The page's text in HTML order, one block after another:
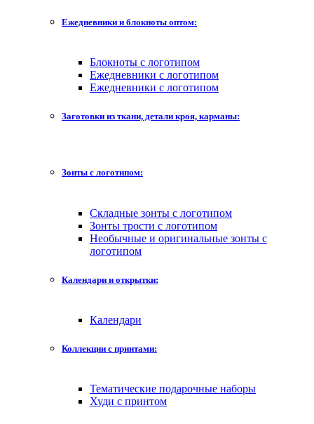
Ежедневники и блокноты оптом:
Блокноты с логотипом
Ежедневники с логотипом
Ежедневники с логотипом
Заготовки из ткани, детали кроя, карманы:
Зонты с логотипом:
Складные зонты с логотипом
Зонты трости с логотипом
Необычные и оригинальные зонты с
логотипом
Календари и открытки:
Календари
Коллекции с принтами:
Тематические подарочные наборы
Худи с принтом